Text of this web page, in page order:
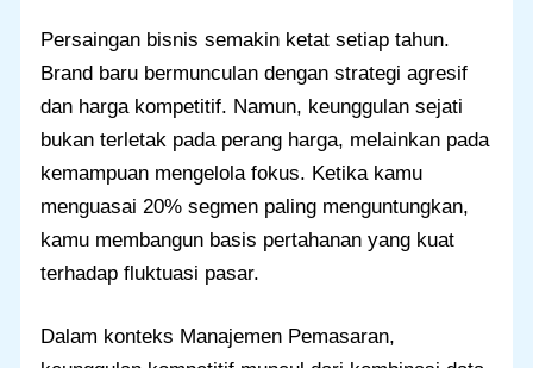
Persaingan bisnis semakin ketat setiap tahun.
Brand baru bermunculan dengan strategi agresif
dan harga kompetitif. Namun, keunggulan sejati
bukan terletak pada perang harga, melainkan pada
kemampuan mengelola fokus. Ketika kamu
menguasai 20% segmen paling menguntungkan,
kamu membangun basis pertahanan yang kuat
terhadap fluktuasi pasar.
Dalam konteks Manajemen Pemasaran,